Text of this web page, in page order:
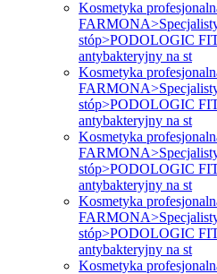
Kosmetyka
stóp>PODOLOGIC
antybakteryjny na st
Kosmetyka
stóp>PODOLOGIC
antybakteryjny na st
Kosmetyka
stóp>PODOLOGIC
antybakteryjny na st
Kosmetyka
stóp>PODOLOGIC
antybakteryjny na st
Kosmetyka